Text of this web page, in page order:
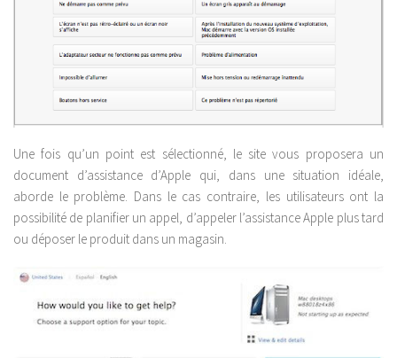
Une fois qu’un point est sélectionné, le site vous proposera un
document d’assistance d’Apple qui, dans une situation idéale,
aborde le problème. Dans le cas contraire, les utilisateurs ont la
possibilité de planifier un appel, d’appeler l’assistance Apple plus tard
ou déposer le produit dans un magasin.